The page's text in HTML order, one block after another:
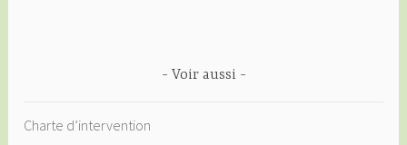
Voir aussi
Charte d’intervention